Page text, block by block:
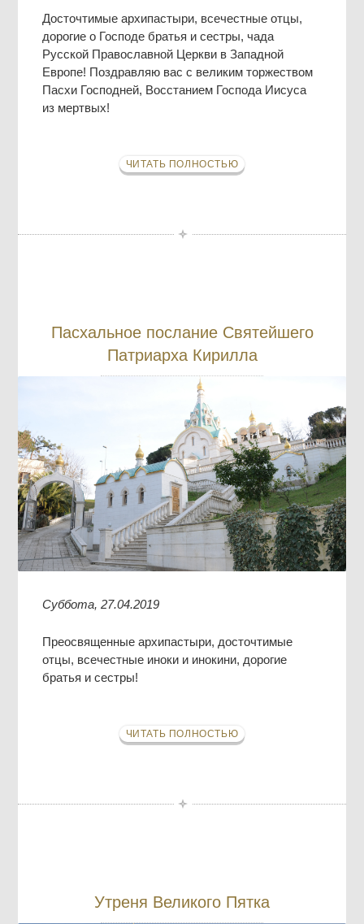
Досточтимые архипастыри, всечестные отцы,
дорогие о Господе братья и сестры, чада
Русской Православной Церкви в Западной
Европе! Поздравляю вас с великим торжеством
Пасхи Господней, Восстанием Господа Иисуса
из мертвых!
ЧИТАТЬ ПОЛНОСТЬЮ
Пасхальное послание Святейшего
Патриарха Кирилла
Суббота, 27.04.2019
Преосвященные архипастыри, досточтимые
отцы, всечестные иноки и инокини, дорогие
братья и сестры!
ЧИТАТЬ ПОЛНОСТЬЮ
Утреня Великого Пятка